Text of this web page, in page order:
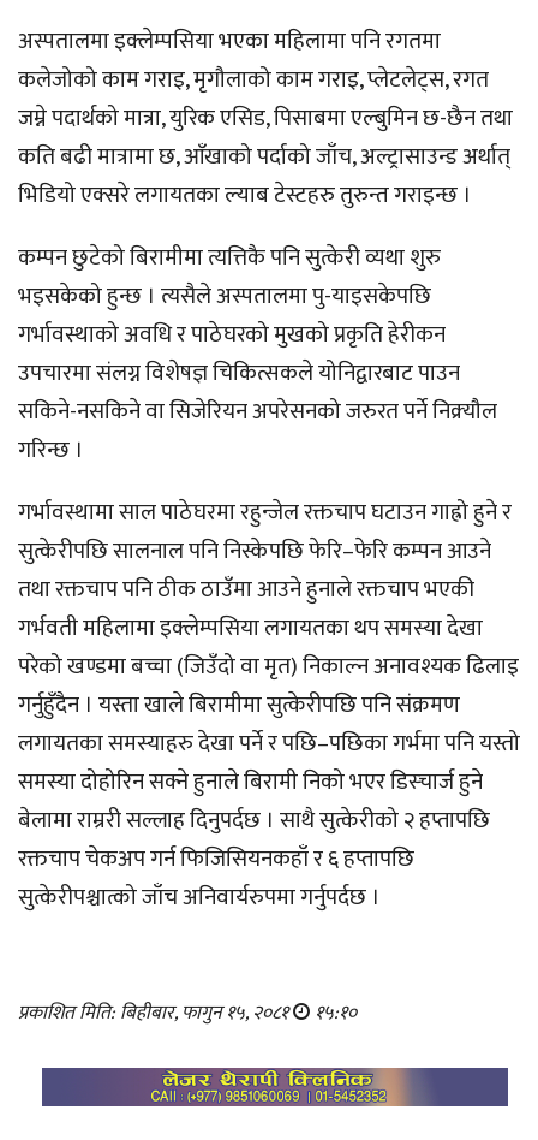
अस्पतालमा इक्लेम्पसिया भएका महिलामा पनि रगतमा
कलेजोको काम गराइ, मृगौलाको काम गराइ, प्लेटलेट्स, रगत
जम्ने पदार्थको मात्रा, युरिक एसिड, पिसाबमा एल्बुमिन छ-छैन तथा
कति बढी मात्रामा छ, आँखाको पर्दाको जाँच, अल्ट्रासाउन्ड अर्थात्
भिडियो एक्सरे लगायतका ल्याब टेस्टहरु तुरुन्त गराइन्छ ।
कम्पन छुटेको बिरामीमा त्यत्तिकै पनि सुत्केरी व्यथा शुरु
भइसकेको हुन्छ । त्यसैले अस्पतालमा पु-याइसकेपछि
गर्भावस्थाको अवधि र पाठेघरको मुखको प्रकृति हेरीकन
उपचारमा संलग्न विशेषज्ञ चिकित्सकले योनिद्वारबाट पाउन
सकिने-नसकिने वा सिजेरियन अपरेसनको जरुरत पर्ने निक्र्यौल
गरिन्छ ।
गर्भावस्थामा साल पाठेघरमा रहुन्जेल रक्तचाप घटाउन गाह्रो हुने र
सुत्केरीपछि सालनाल पनि निस्केपछि फेरि–फेरि कम्पन आउने
तथा रक्तचाप पनि ठीक ठाउँमा आउने हुनाले रक्तचाप भएकी
गर्भवती महिलामा इक्लेम्पसिया लगायतका थप समस्या देखा
परेको खण्डमा बच्चा (जिउँदो वा मृत) निकाल्न अनावश्यक ढिलाइ
गर्नुहुँदैन । यस्ता खाले बिरामीमा सुत्केरीपछि पनि संक्रमण
लगायतका समस्याहरु देखा पर्ने र पछि–पछिका गर्भमा पनि यस्तो
समस्या दोहोरिन सक्ने हुनाले बिरामी निको भएर डिस्चार्ज हुने
बेलामा राम्ररी सल्लाह दिनुपर्दछ । साथै सुत्केरीको २ हप्तापछि
रक्तचाप चेकअप गर्न फिजिसियनकहाँ र ६ हप्तापछि
सुत्केरीपश्चात्को जाँच अनिवार्यरुपमा गर्नुपर्दछ ।
प्रकाशित मिति: बिहीबार, फागुन १५, २०८१ १५:१०